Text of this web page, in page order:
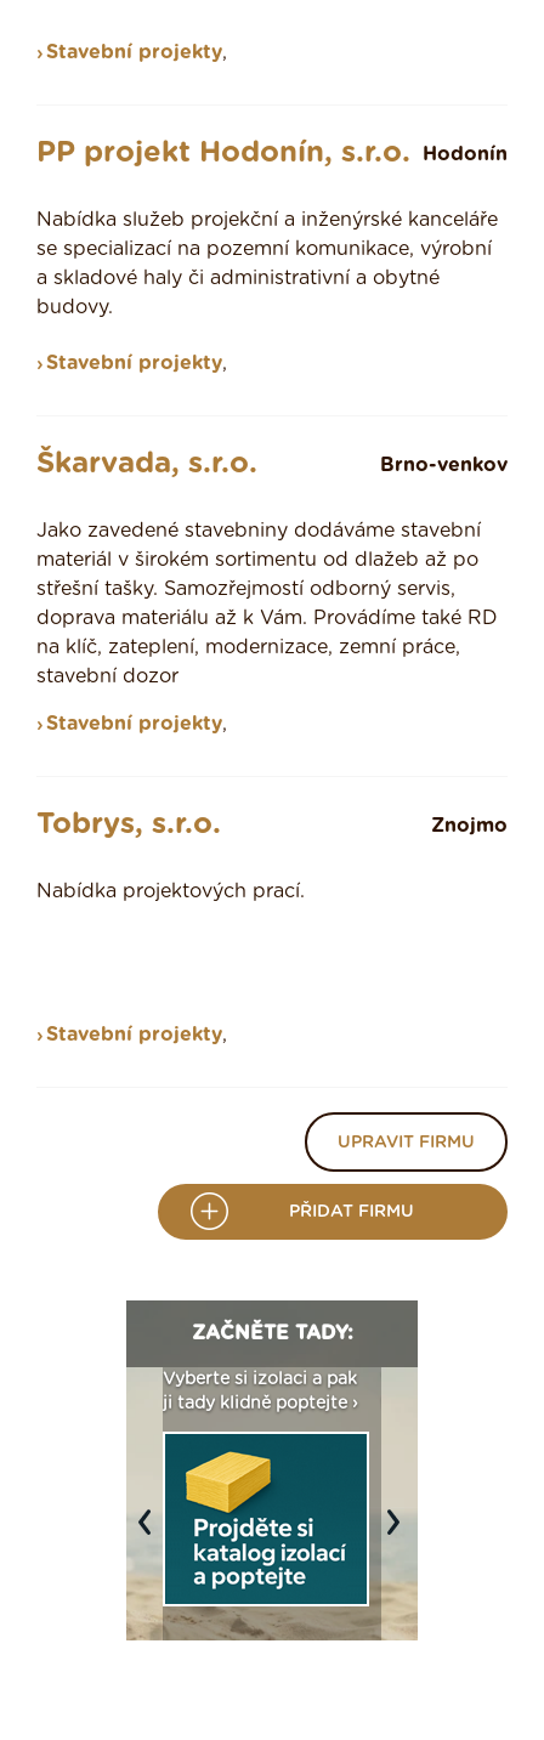
Stavební projekty,
PP projekt Hodonín, s.r.o. Hodonín
Nabídka služeb projekční a inženýrské kanceláře
se specializací na pozemní komunikace, výrobní
a skladové haly či administrativní a obytné
budovy.
Stavební projekty,
Škarvada, s.r.o. Brno-venkov
Jako zavedené stavebniny dodáváme stavební
materiál v širokém sortimentu od dlažeb až po
střešní tašky. Samozřejmostí odborný servis,
doprava materiálu až k Vám. Provádíme také RD
na klíč, zateplení, modernizace, zemní práce,
stavební dozor
Stavební projekty,
Tobrys, s.r.o. Znojmo
Nabídka projektových prací.
Stavební projekty,
UPRAVIT FIRMU
PŘIDAT FIRMU
ZAČNĚTE TADY:
Vyberte si izolaci a pak
ji tady klidně poptejte ›
Previous Next